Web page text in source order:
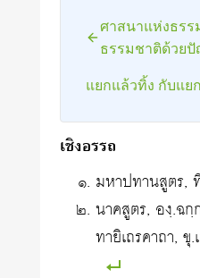
ศาสนาแห่งธร
ธรรมชาติด้วย
แยกแล้วทิ้ง กับแย
เชิงอรรถ
มหาปทานสูตร,
นาคสูตร, องฺ.ฉ
ทายิเถรคาถา,